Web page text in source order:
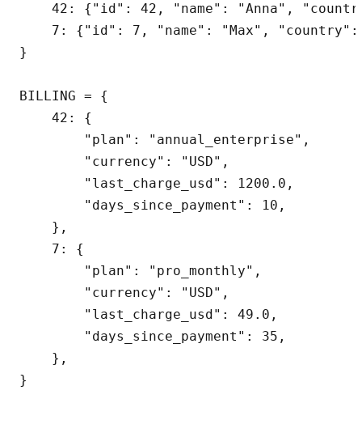
42: {"id": 42, "name": "Anna",
7: {"id": 7, "name": "Max",
}
BILLING = {
    42: {
        "plan": "annual_enterprise",
        "currency": "USD",
        "last_charge_usd": 1200.0,
        "days_since_payment": 10,
    },
    7: {
        "plan": "pro_monthly",
        "currency": "USD",
        "last_charge_usd": 49.0,
        "days_since_payment": 35,
    },
}